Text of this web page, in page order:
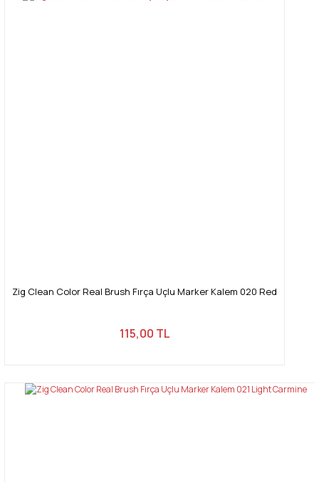
Zig Clean Color Real Brush Fırça Uçlu Marker Kalem 020 Red
115,00 TL